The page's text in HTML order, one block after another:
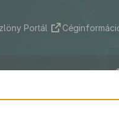
Portál
rendelet